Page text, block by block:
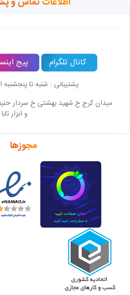
کانال تلگرام پیج
پشتیبانی : شنبه تا پنجشنبه از
و ابزار تابا
مجوزها